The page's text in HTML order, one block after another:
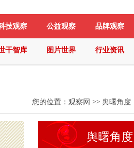
技观察 公益观察 品牌观察
干智库 图片世界 行业资讯
您的位置： 观察网 >> 舆曙角度
舆曙角度